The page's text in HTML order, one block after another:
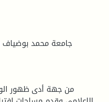
جامعة محمد بوضياف